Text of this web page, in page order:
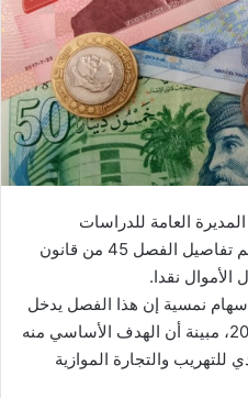
قدمت اليوم الإثنين 20 ماي 2019 المديرة العامة للدراسات
والتشريع الجبائي سهام نمسية، أهم تفاصيل الفصل 45 من قانون
نمسية إن هذا الفصل يدخل
حيز التنفيذ بداية من غرة جوان 2019، مبينة أن الهدف الأساسي منه
للتهريب والتجارة الموازية